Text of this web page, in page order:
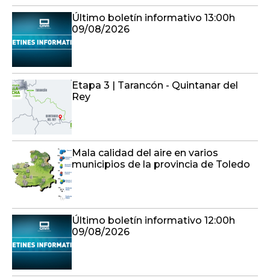
Último boletín informativo 13:00h
09/08/2026
Etapa 3 | Tarancón - Quintanar del
Rey
Mala calidad del aire en varios
municipios de la provincia de Toledo
Último boletín informativo 12:00h
09/08/2026